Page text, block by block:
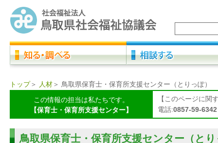
トップ＞ 人材＞ 鳥取県保育士・保育所支援センター（とりっぽ）
この情報の担当は私たちです。
【保育士・保育所支援センター】
【このページに関
電話:0857-59-6342
鳥取県保育士・保育所支援センター（と